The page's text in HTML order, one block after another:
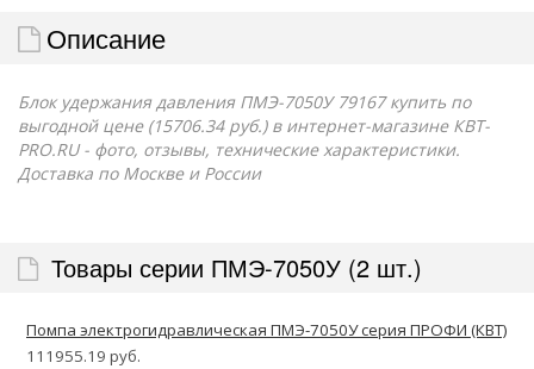
Описание
Блок удержания давления ПМЭ-7050У 79167 купить по
выгодной цене (15706.34 руб.) в интернет-магазине КВТ-
PRO.RU - фото, отзывы, технические характеристики.
Доставка по Москве и России
Товары серии ПМЭ-7050У (2 шт.)
Помпа электрогидравлическая ПМЭ-7050У серия ПРОФИ (КВТ)
111955.19 руб.